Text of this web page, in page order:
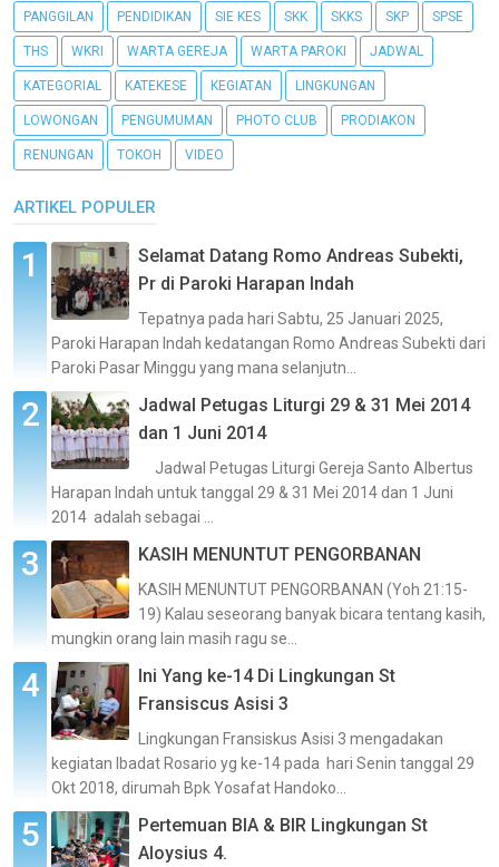
PANGGILAN PENDIDIKAN SIE KES SKK SKKS SKP SPSE
THS WKRI WARTA GEREJA WARTA PAROKI JADWAL
KATEGORIAL KATEKESE KEGIATAN LINGKUNGAN
LOWONGAN PENGUMUMAN PHOTO CLUB PRODIAKON
RENUNGAN TOKOH VIDEO
ARTIKEL POPULER
Selamat Datang Romo Andreas Subekti,
Pr di Paroki Harapan Indah
Tepatnya pada hari Sabtu, 25 Januari 2025,
Paroki Harapan Indah kedatangan Romo Andreas Subekti dari
Paroki Pasar Minggu yang mana selanjutn...
Jadwal Petugas Liturgi 29 & 31 Mei 2014
dan 1 Juni 2014
Jadwal Petugas Liturgi Gereja Santo Albertus
Harapan Indah untuk tanggal 29 & 31 Mei 2014 dan 1 Juni
2014 adalah sebagai ...
KASIH MENUNTUT PENGORBANAN
KASIH MENUNTUT PENGORBANAN (Yoh 21:15-
19) Kalau seseorang banyak bicara tentang kasih,
mungkin orang lain masih ragu se...
Ini Yang ke-14 Di Lingkungan St
Fransiscus Asisi 3
Lingkungan Fransiskus Asisi 3 mengadakan
kegiatan Ibadat Rosario yg ke-14 pada hari Senin tanggal 29
Okt 2018, dirumah Bpk Yosafat Handoko...
Pertemuan BIA & BIR Lingkungan St
Aloysius 4.